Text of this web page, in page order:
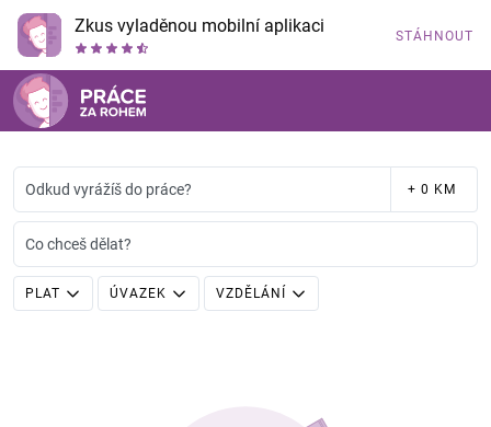
Zkus vyladěnou mobilní aplikaci STÁHNOUT
Odkud vyrážíš do práce? + 0 KM
Co chceš dělat?
PLAT ÚVAZEK VZDĚLÁNÍ